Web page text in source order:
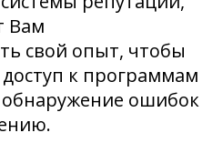
Вам
свой опыт, чтобы
к программам
обнаружение ошибок